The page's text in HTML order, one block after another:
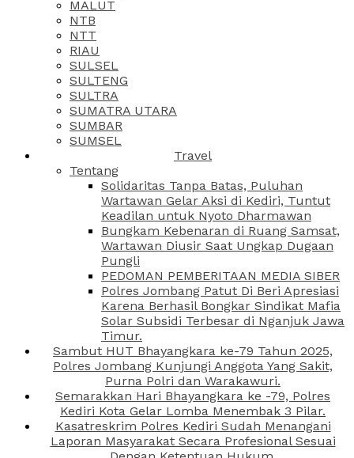
MALUT
NTB
NTT
RIAU
SULSEL
SULTENG
SULTRA
SUMATRA UTARA
SUMBAR
SUMSEL
Travel
Tentang
Solidaritas Tanpa Batas, Puluhan
Wartawan Gelar Aksi di Kediri, Tuntut
Keadilan untuk Nyoto Dharmawan
Bungkam Kebenaran di Ruang Samsat,
Wartawan Diusir Saat Ungkap Dugaan
Pungli
PEDOMAN PEMBERITAAN MEDIA SIBER
Polres Jombang Patut Di Beri Apresiasi
Karena Berhasil Bongkar Sindikat Mafia
Solar Subsidi Terbesar di Nganjuk Jawa
Timur.
Sambut HUT Bhayangkara ke-79 Tahun 2025,
Polres Jombang Kunjungi Anggota Yang Sakit,
Purna Polri dan Warakawuri.
Semarakkan Hari Bhayangkara ke -79, Polres
Kediri Kota Gelar Lomba Menembak 3 Pilar.
Kasatreskrim Polres Kediri Sudah Menangani
Laporan Masyarakat Secara Profesional Sesuai